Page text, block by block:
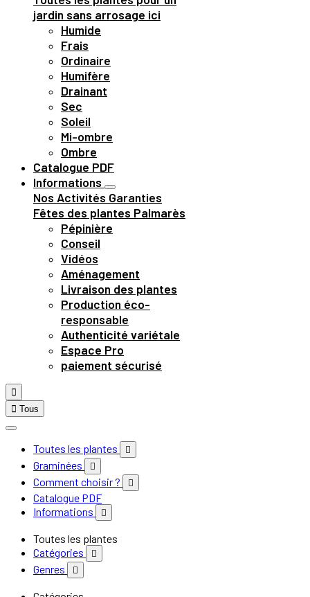
jardin sans arrosage ici
Humide
Frais
Ordinaire
Humifère
Drainant
Sec
Soleil
Mi-ombre
Ombre
Catalogue PDF
Informations
Nos Activités Garanties
Fêtes des plantes Palmarès
Pépinière
Conseil
Vidéos
Aménagement
Livraison des plantes
Production éco-
responsable
Authenticité variétale
Espace Pro
paiement sécurisé

 Tous
Toutes les plantes 
Graminées 
Comment choisir ? 
Catalogue PDF
Informations

Toutes les plantes
Catégories

Genres 